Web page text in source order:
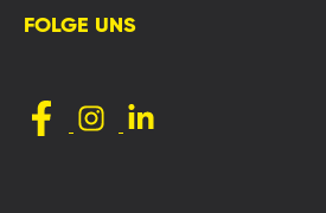
FOLGE UNS